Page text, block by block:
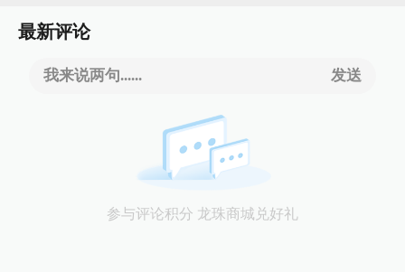
最新评论
我来说两句...... 发送
参与评论积分 龙珠商城兑好礼